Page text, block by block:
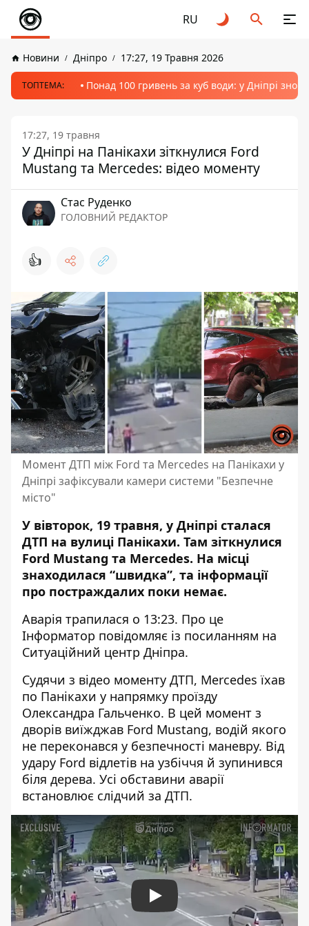
RU
Новини Дніпро 17:27, 19 Травня 2026
ТОПТЕМА: Понад 100 гривень за куб води: у Дніпрі
17:27, 19 травня
У Дніпрі на Панікахи зіткнулися Ford
Mustang та Mercedes: відео моменту
Стас Руденко
ГОЛОВНИЙ РЕДАКТОР
👍
Момент ДТП між Ford та Mercedes на Панікахи у
Дніпрі зафіксували камери системи "Безпечне
місто"
У вівторок, 19 травня, у Дніпрі сталася
ДТП на вулиці Панікахи. Там зіткнулися
Ford Mustang та Mercedes. На місці
знаходилася “швидка”, та інформації
про постраждалих поки немає.
Аварія трапилася о 13:23. Про це
Інформатор повідомляє із посиланням на
Ситуаційний центр Дніпра.
Судячи з відео моменту ДТП, Mercedes їхав
по Панікахи у напрямку проїзду
Олександра Гальченко. В цей момент з
дворів виїжджав Ford Mustang, водій якого
не переконався у безпечності маневру. Від
удару Ford відлетів на узбіччя й зупинився
біля дерева. Усі обставини аварії
встановлює слідчий за ДТП.
Play